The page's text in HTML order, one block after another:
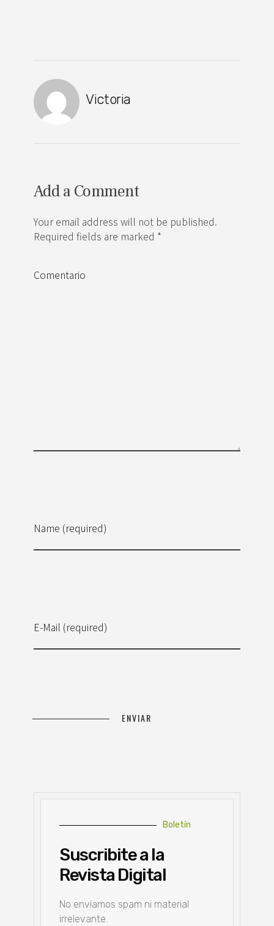
Victoria
Add a Comment
Your email address will not be published.
Required fields are marked *
Name (required)
E-Mail (required)
Comentario
Boletín
Suscribite a la
Revista Digital
No enviamos spam ni material
irrelevante.